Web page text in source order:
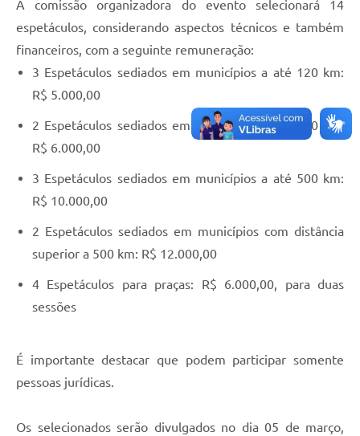
A comissão organizadora do evento selecionará 14
espetáculos, considerando aspectos técnicos e também
financeiros, com a seguinte remuneração:
3 Espetáculos sediados em municípios a até 120 km:
R$ 5.000,00
2 Espetáculos sediados em municípios a até 270 km:
R$ 6.000,00
3 Espetáculos sediados em municípios a até 500 km:
R$ 10.000,00
2 Espetáculos sediados em municípios com distância
superior a 500 km: R$ 12.000,00
4 Espetáculos para praças: R$ 6.000,00, para duas
sessões
É importante destacar que podem participar somente
pessoas jurídicas.
Os selecionados serão divulgados no dia 05 de março,